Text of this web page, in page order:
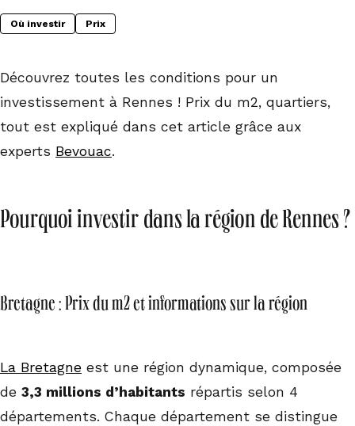
Où investir Prix
Découvrez toutes les conditions pour un
investissement à Rennes ! Prix du m2, quartiers,
tout est expliqué dans cet article grâce aux
experts Bevouac.
Pourquoi investir dans la région de Rennes ?
Bretagne : Prix du m2 et informations sur la région
La Bretagne est une région dynamique, composée
de 3,3 millions d’habitants répartis selon 4
départements. Chaque département se distingue